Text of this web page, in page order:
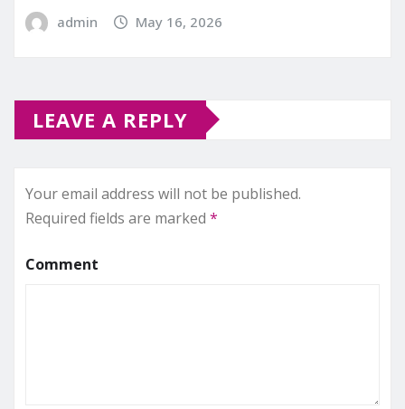
admin May 16, 2026
LEAVE A REPLY
Your email address will not be published.
Required fields are marked *
Comment